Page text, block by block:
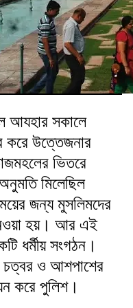
আযহার সকালে
করে উত্তেজনার
ভিতরে
মিলেছিল
জন্য মুসলিমদের
হয়। আর এই
ধর্মীয় সংগঠন।
চত্বর ও আশপাশের
করে পুলিশ।